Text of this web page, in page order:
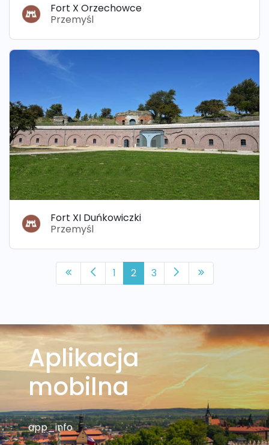
Fort X Orzechowce
Przemyśl
Fort XI Duńkowiczki
Przemyśl
1 2 3
Aplikacja
mobilna
app_info